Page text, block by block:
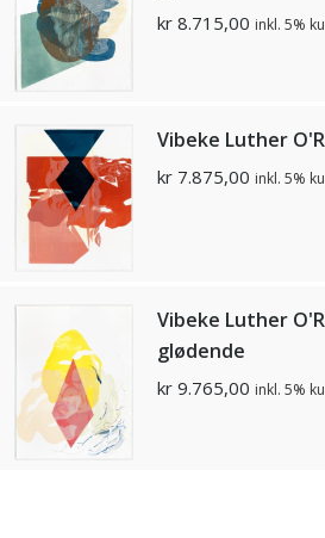
kr 8.715,00 inkl. 5%
Vibeke Luther
kr 7.875,00 inkl. 5%
Vibeke Luther
glødende
kr 9.765,00 inkl. 5%